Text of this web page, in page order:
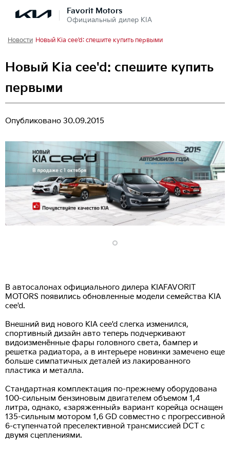
Favorit Motors
Официальный дилер KIA
Новости Новый Kia cee'd: спешите купить первыми
Новый Kia cee'd: спешите купить
первыми
Опубликовано 30.09.2015
В автосалонах официального дилера KIAFAVORIT
MOTORS появились обновленные модели семейства KIA
cee'd.
Внешний вид нового KIA cee'd слегка изменился,
спортивный дизайн авто теперь подчеркивают
видоизменённые фары головного света, бампер и
решетка радиатора, а в интерьере новинки замечено еще
больше симпатичных деталей из лакированного
пластика и металла.
Стандартная комплектация по-прежнему оборудована
100-сильным бензиновым двигателем объемом 1,4
литра, однако, «заряженный» вариант корейца оснащен
135-сильным мотором 1,6 GD совместно с прогрессивной
6-ступенчатой преселективной трансмиссией DCT с
двумя сцеплениями.